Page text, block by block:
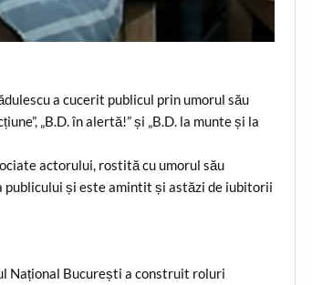
a cucerit publicul prin umorul său
„B.D. în alertă!” și „B.D. la munte și la
actorului, rostită cu umorul său
publicului și este amintit și astăzi de iubitorii
Național București a construit roluri